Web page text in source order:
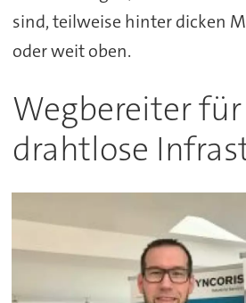
sind, teilweise hinter dicken
oder weit oben.
Wegbereiter
drahtlose